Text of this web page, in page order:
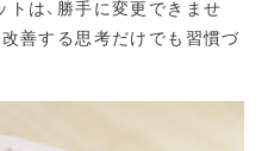
は、勝手に変更できませ
改善する思考だけでも習慣づ